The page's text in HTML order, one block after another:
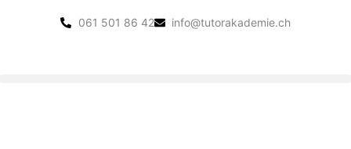
061 501 86 42 info@tutorakademie.ch